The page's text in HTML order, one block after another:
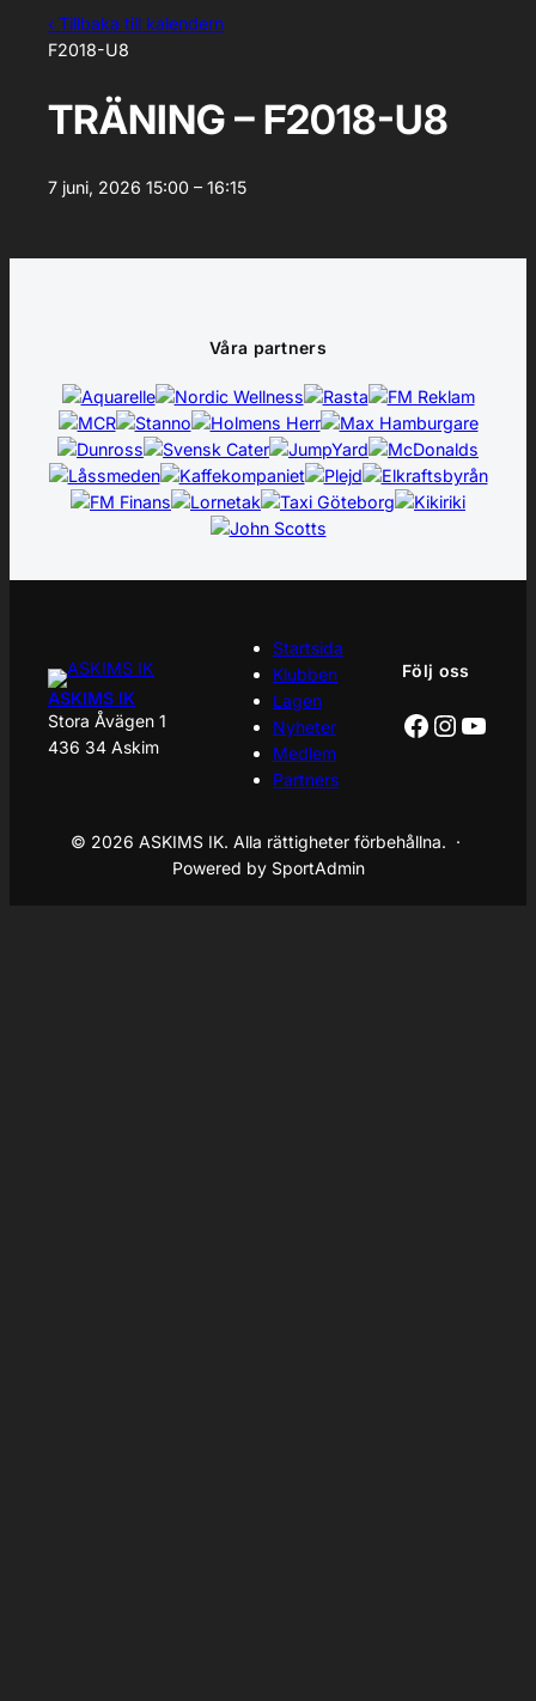
‹ Tillbaka till kalendern
F2018-U8
TRÄNING – F2018-U8
7 juni, 2026 15:00 – 16:15
Våra partners
ASKIMS IK
Stora Åvägen 1
436 34 Askim
Startsida
Klubben
Lagen
Nyheter
Medlem
Partners
Följ oss
Facebook
© 2026 ASKIMS IK. Alla rättigheter förbehållna. ·
Powered by SportAdmin